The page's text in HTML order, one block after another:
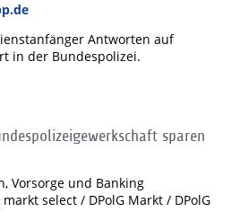
Antworten auf
in der Bundespolizei.
sparen
Vorsorge und Banking
select / DPolG Markt / DPolG